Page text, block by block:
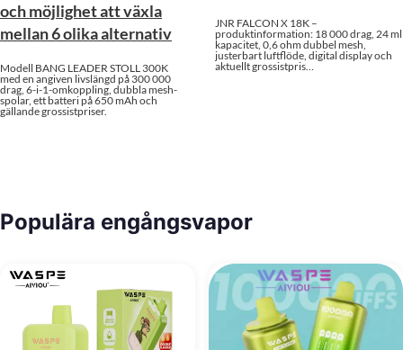
och möjlighet att växla
mellan 6 olika alternativ
Modell BANG LEADER STOLL 300K
med en angiven livslängd på 300 000
drag, 6-i-1-omkoppling, dubbla mesh-
spolar, ett batteri på 650 mAh och
gällande grossistpriser.
JNR FALCON X 18K –
produktinformation: 18 000 drag, 24 ml
kapacitet, 0,6 ohm dubbel mesh,
justerbart luftflöde, digital display och
aktuellt grossistpris…
Populära engångsvapor